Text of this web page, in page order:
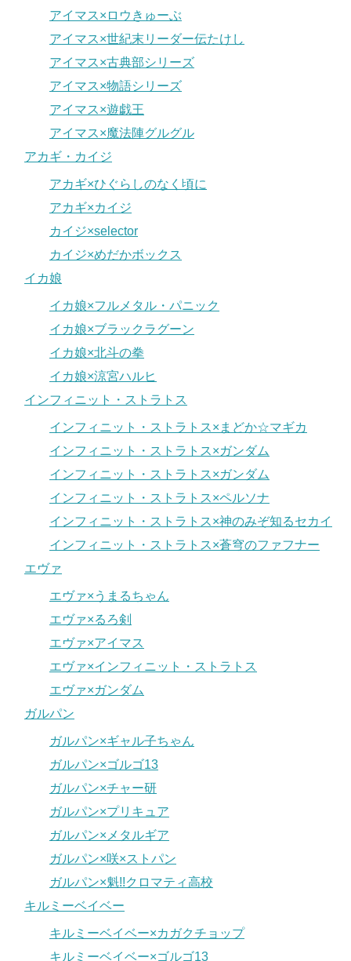
アイマス×ロウきゅーぶ
アイマス×世紀末リーダー伝たけし
アイマス×古典部シリーズ
アイマス×物語シリーズ
アイマス×遊戯王
アイマス×魔法陣グルグル
アカギ・カイジ
アカギ×ひぐらしのなく頃に
アカギ×カイジ
カイジ×selector
カイジ×めだかボックス
イカ娘
イカ娘×フルメタル・パニック
イカ娘×ブラックラグーン
イカ娘×北斗の拳
イカ娘×涼宮ハルヒ
インフィニット・ストラトス
インフィニット・ストラトス×まどか☆マギカ
インフィニット・ストラトス×ガンダム
インフィニット・ストラトス×ガンダム
インフィニット・ストラトス×ペルソナ
インフィニット・ストラトス×神のみぞ知るセカイ
インフィニット・ストラトス×蒼穹のファフナー
エヴァ
エヴァ×うまるちゃん
エヴァ×るろ剣
エヴァ×アイマス
エヴァ×インフィニット・ストラトス
エヴァ×ガンダム
ガルパン
ガルパン×ギャル子ちゃん
ガルパン×ゴルゴ13
ガルパン×チャー研
ガルパン×プリキュア
ガルパン×メタルギア
ガルパン×咲×ストパン
ガルパン×魁!!クロマティ高校
キルミーベイベー
キルミーベイベー×カガクチョップ
キルミーベイベー×ゴルゴ13